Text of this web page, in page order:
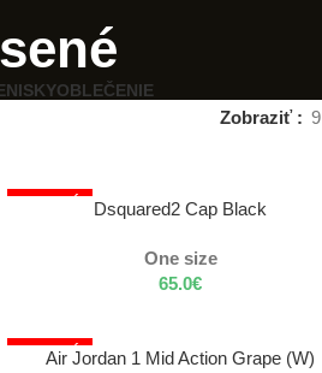
OBLEČENIE
Zobraziť 9
VÝBER MOŽNOSTÍDsquared2 Cap Black
One size
65.0€
NOSENÝ
VÝBER MOŽNOSTÍ
Air Jordan 1 Mid Action Grape (W)